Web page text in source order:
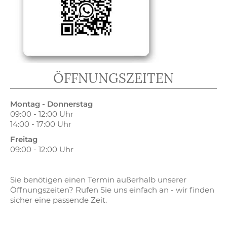
ÖFFNUNGSZEITEN
Montag - Donnerstag
09:00 - 12:00 Uhr
14:00 - 17:00 Uhr
Freitag
09:00 - 12:00 Uhr
Sie benötigen einen Termin außerhalb unserer
Öffnungszeiten? Rufen Sie uns einfach an - wir finden
sicher eine passende Zeit.